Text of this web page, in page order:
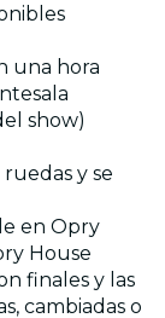
una hora
show)
ruedas y se
en Opry
House
finales y las
cambiadas o